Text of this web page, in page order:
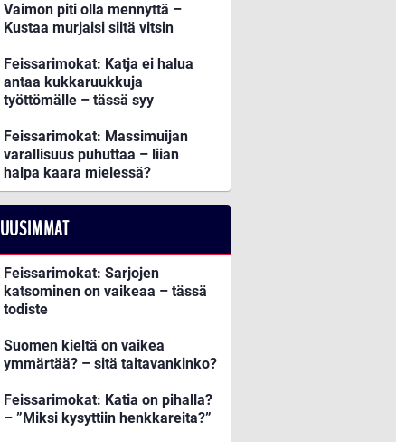
Vaimon piti olla mennyttä –
Kustaa murjaisi siitä vitsin
Feissarimokat: Katja ei halua
antaa kukkaruukkuja
työttömälle – tässä syy
Feissarimokat: Massimuijan
varallisuus puhuttaa – liian
halpa kaara mielessä?
UUSIMMAT
Feissarimokat: Sarjojen
katsominen on vaikeaa – tässä
todiste
Suomen kieltä on vaikea
ymmärtää? – sitä taitavankinko?
Feissarimokat: Katia on pihalla?
– ”Miksi kysyttiin henkkareita?”